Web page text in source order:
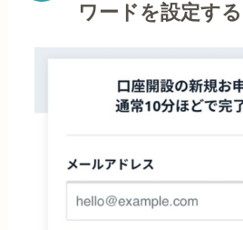
ワードを設定する